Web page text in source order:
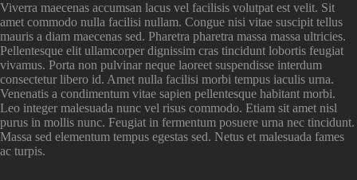
Viverra maecenas accumsan lacus vel facilisis volutpat est velit. Sit
amet commodo nulla facilisi nullam. Congue nisi vitae suscipit tellus
mauris a diam maecenas sed. Pharetra pharetra massa massa ultricies.
Pellentesque elit ullamcorper dignissim cras tincidunt lobortis feugiat
vivamus. Porta non pulvinar neque laoreet suspendisse interdum
consectetur libero id. Amet nulla facilisi morbi tempus iaculis urna.
Venenatis a condimentum vitae sapien pellentesque habitant morbi.
Leo integer malesuada nunc vel risus commodo. Etiam sit amet nisl
purus in mollis nunc. Feugiat in fermentum posuere urna nec tincidunt.
Massa sed elementum tempus egestas sed. Netus et malesuada fames
ac turpis.